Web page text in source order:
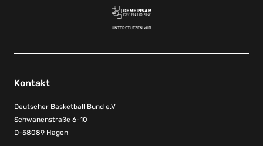
UNTERSTÜTZEN WIR
Kontakt
Deutscher Basketball Bund e.V
Schwanenstraße 6-10
D-58089 Hagen